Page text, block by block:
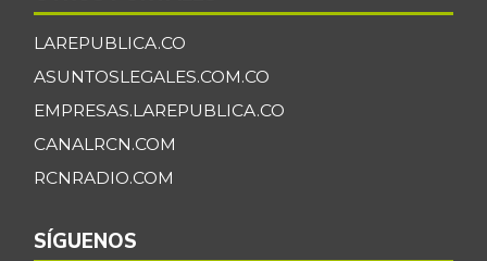
LAREPUBLICA.CO
ASUNTOSLEGALES.COM.CO
EMPRESAS.LAREPUBLICA.CO
CANALRCN.COM
RCNRADIO.COM
SÍGUENOS